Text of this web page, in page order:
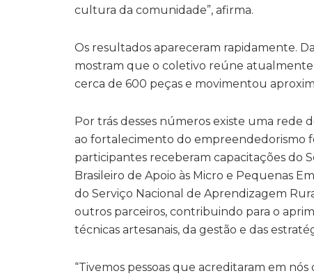
cultura da comunidade”, afirma.
Os resultados apareceram rapidamente.
mostram que o coletivo reúne
cerca de 600 peças e movimentou
Por trás desses números existe uma rede
ao fortalecimento do empreendedorismo
participantes receberam capacitações do
Brasileiro de Apoio às Micro e Pequenas
do Serviço Nacional de Aprendizagem
outros parceiros, contribuindo para o
técnicas artesanais, da gestão e das
“Tivemos pessoas que acreditaram em